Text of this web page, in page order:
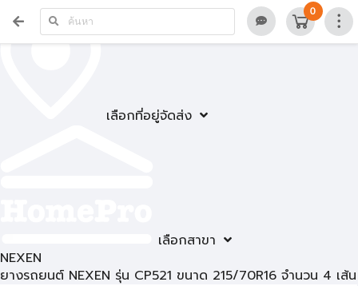
เลือกที่อยู่จัดส่ง
เลือกสาขา
0
NEXEN
ยางรถยนต์ NEXEN รุ่น CP521 ขนาด 215/70R16 จำนวน 4 เส้น